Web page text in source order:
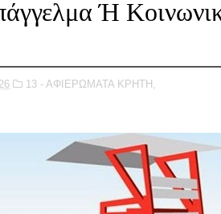
Ή
13 - ΑΦΙΕΡΩΜΑΤΑ ΚΡΗΤΗ,